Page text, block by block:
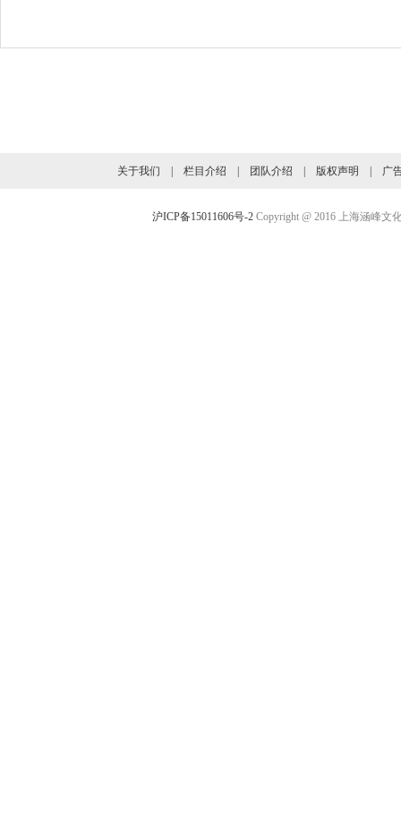
关于我们 | 栏目介绍 | 团队介绍 | 版权声明 | 广
沪ICP备15011606号-2 Copyright @ 2016 上海涵峰文